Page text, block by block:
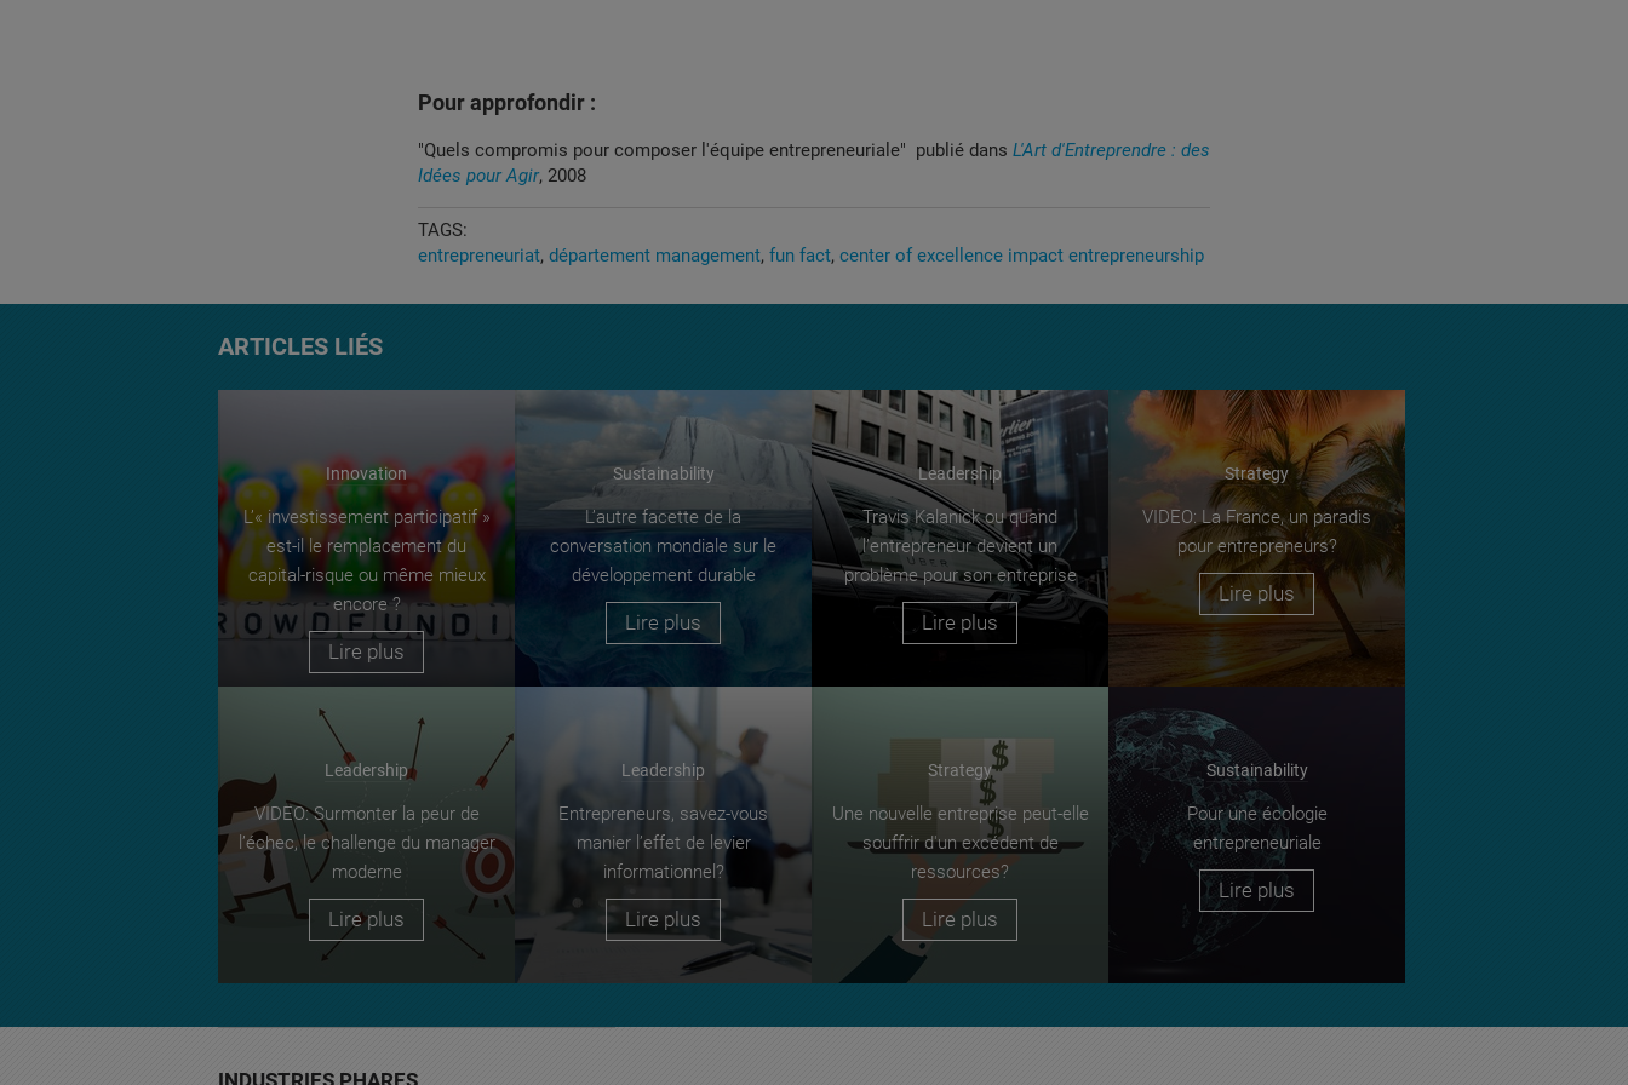
Pour approfondir :
"Quels compromis pour composer l'équipe entrepreneuriale" publié dans L'Art d'Entreprendre : des
Idées pour Agir, 2008
TAGS:
entrepreneuriat département management fun fact center of excellence impact entrepreneurship
ARTICLES LIÉS
Innovation
L’« investissement participatif »
est-il le remplacement du
capital-risque ou même mieux
encore ?
Lire plus
Sustainability
L’autre facette de la
conversation mondiale sur le
développement durable
Lire plus
Leadership
Travis Kalanick ou quand
l’entrepreneur devient un
problème pour son entreprise
Lire plus
Strategy
VIDEO: La France, un paradis
pour entrepreneurs?
Lire plus
Leadership
VIDEO: Surmonter la peur de
l’échec, le challenge du manager
moderne
Lire plus
Leadership
Entrepreneurs, savez-vous
manier l’effet de levier
informationnel?
Lire plus
Strategy
Une nouvelle entreprise peut-elle
souffrir d'un excédent de
ressources?
Lire plus
Sustainability
Pour une écologie
entrepreneuriale
Lire plus